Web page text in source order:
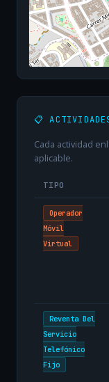
📋
Cada actividad
aplicable.
TIPO
Operador
Móvil
Virtual
Reventa Del
Servicio
Telefónico
Fijo